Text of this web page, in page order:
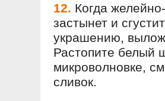
12. Когда
застынет и
украшению,
Растопите белый
микроволновке,
сливок.